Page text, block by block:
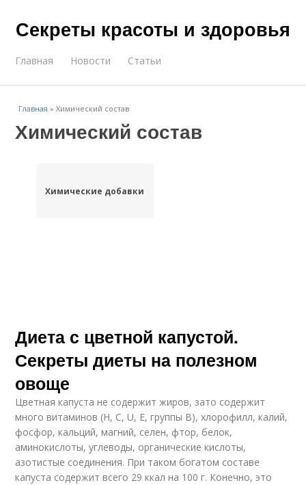
Секреты красоты и здоровья
Главная Новости Статьи
Главная »Химический состав
Химический состав
Химические добавки
Диета с цветной капустой.
Секреты диеты на полезном
овоще
Цветная капуста не содержит жиров, зато содержит
много витаминов (Н, С, U, Е, группы В), хлорофилл, калий,
фосфор, кальций, магний, селен, фтор, белок,
аминокислоты, углеводы, органические кислоты,
азотистые соединения. При таком богатом составе
капуста содержит всего 29 ккал на 100 г. Конечно, это